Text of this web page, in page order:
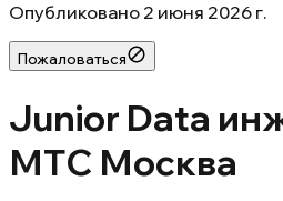
Опубликовано 2 июня 2026 г.
Пожаловаться
Junior Data
МТС Москва